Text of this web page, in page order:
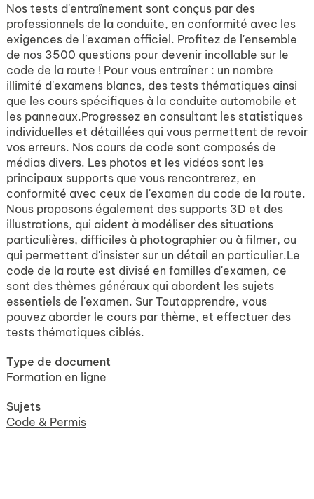
Nos tests d'entraînement sont conçus par des
professionnels de la conduite, en conformité avec les
exigences de l'examen officiel. Profitez de l'ensemble
de nos 3500 questions pour devenir incollable sur le
code de la route ! Pour vous entraîner : un nombre
illimité d'examens blancs, des tests thématiques ainsi
que les cours spécifiques à la conduite automobile et
les panneaux.Progressez en consultant les statistiques
individuelles et détaillées qui vous permettent de revoir
vos erreurs. Nos cours de code sont composés de
médias divers. Les photos et les vidéos sont les
principaux supports que vous rencontrerez, en
conformité avec ceux de l'examen du code de la route.
Nous proposons également des supports 3D et des
illustrations, qui aident à modéliser des situations
particulières, difficiles à photographier ou à filmer, ou
qui permettent d'insister sur un détail en particulier.Le
code de la route est divisé en familles d'examen, ce
sont des thèmes généraux qui abordent les sujets
essentiels de l'examen. Sur Toutapprendre, vous
pouvez aborder le cours par thème, et effectuer des
tests thématiques ciblés.
Type de document
Formation en ligne
Sujets
Code & Permis